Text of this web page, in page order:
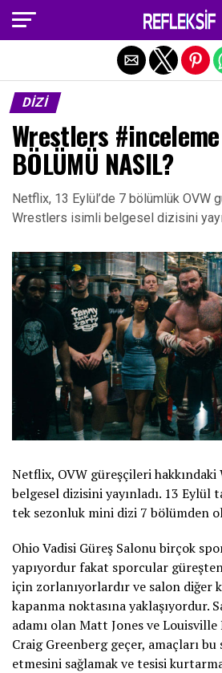
DIZI
Wrestlers
BÖLÜMÜ NASIL?
Netflix, 13 Eylül’de 7 bölümlük OVW
Wrestlers isimli belgesel dizisini
Netflix, OVW güreşçileri
belgesel dizisini yayınladı. 13 Eylül
tek sezonluk mini dizi 7 bölümden
Ohio Vadisi Güreş Salonu birçok
yapıyordur fakat sporcular
için zorlanıyorlardır ve salon diğer
kapanma noktasına yaklaşıyordur.
adamı olan Matt Jones ve Louisville
Craig Greenberg geçer, amaçları
etmesini sağlamak ve tesisi
Exit mobile